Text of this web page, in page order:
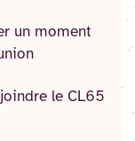
un moment
le CL65